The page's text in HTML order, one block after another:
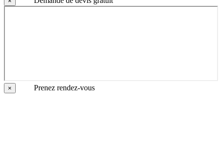
× Prenez rendez-vous